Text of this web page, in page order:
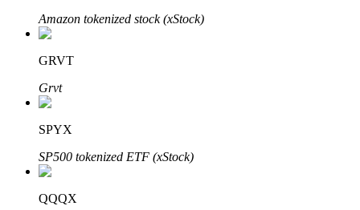
มากถึง 65% คอมมิชชั่น!
Amazon tokenized stock (xStock)
GRVT
Grvt
SPYX
SP500 tokenized ETF (xStock)
QQQX